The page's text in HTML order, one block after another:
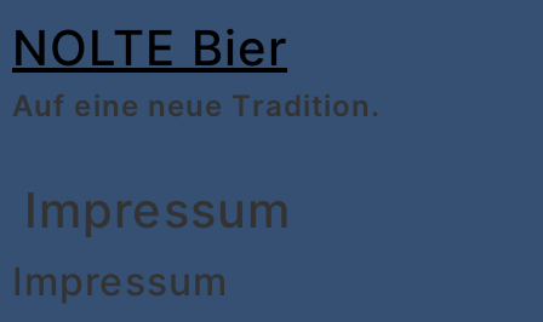
Zum
Inhalt
NOLTE Bier
Auf eine neue Tradition.
Impressum
Impressum